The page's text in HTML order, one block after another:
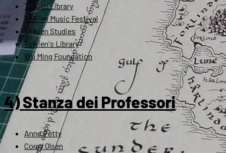
Tolkien Library
Tolkien Music Festival
Tolkien Studies
Tolkien's Library
Wu Ming Foundation
4) Stanza dei Professori
Anne Petty
Corey Olsen